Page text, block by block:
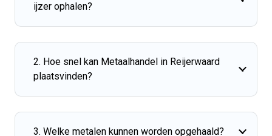
ijzer ophalen?
2. Hoe snel kan Metaalhandel in Reijerwaard
plaatsvinden?
3. Welke metalen kunnen worden opgehaald?